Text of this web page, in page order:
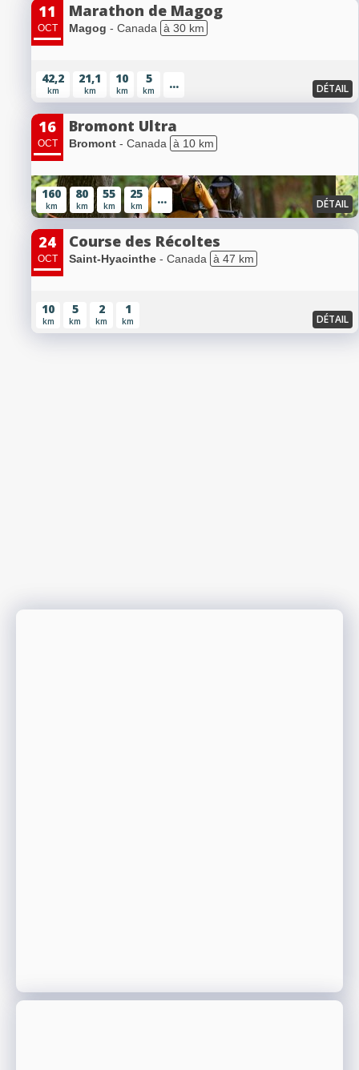
11
OCT
Marathon de Magog
Magog - Canada à 30 km
42,2
km
21,1
km
10
km
5
km ... DÉTAIL
16
OCT
Bromont Ultra
Bromont - Canada à 10 km
160
km
80
km
55
km
25
km ... DÉTAIL
24
OCT
Course des Récoltes
Saint-Hyacinthe - Canada à 47 km
10
km
5
km
2
km
1
km DÉTAIL